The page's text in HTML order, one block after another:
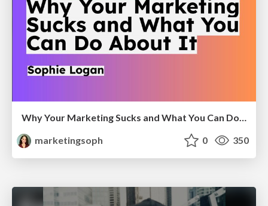
Why Your Marketing Sucks and What You Can Do About It - Sophie Logan
marketingsoph
0 350